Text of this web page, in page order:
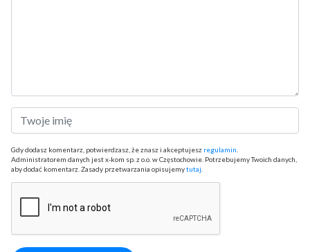
Gdy dodasz komentarz, potwierdzasz, że znasz i akceptujesz regulamin
Administratorem danych jest x-kom sp. z o.o. w Częstochowie. Potrzebujemy Twoich danych,
aby dodać komentarz. Zasady przetwarzania opisujemytutaj